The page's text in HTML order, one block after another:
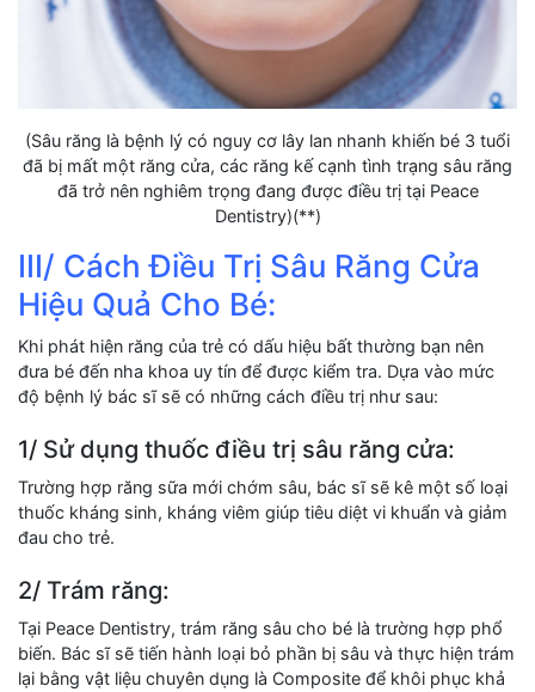
(Sâu răng là bệnh lý có nguy cơ lây lan nhanh khiến bé 3 tuổi
đã bị mất một răng cửa, các răng kế cạnh tình trạng sâu răng
đã trở nên nghiêm trọng đang được điều trị tại Peace
Dentistry)(**)
III/ Cách Điều Trị Sâu Răng Cửa
Hiệu Quả Cho Bé:
Khi phát hiện răng của trẻ có dấu hiệu bất thường bạn nên
đưa bé đến nha khoa uy tín để được kiểm tra. Dựa vào mức
độ bệnh lý bác sĩ sẽ có những cách điều trị như sau:
1/ Sử dụng thuốc điều trị sâu răng cửa:
Trường hợp răng sữa mới chớm sâu, bác sĩ sẽ kê một số loại
thuốc kháng sinh, kháng viêm giúp tiêu diệt vi khuẩn và giảm
đau cho trẻ.
2/ Trám răng:
Tại Peace Dentistry, trám răng sâu cho bé là trường hợp phổ
biến. Bác sĩ sẽ tiến hành loại bỏ phần bị sâu và thực hiện trám
lại bằng vật liệu chuyên dụng là Composite để khôi phục khả